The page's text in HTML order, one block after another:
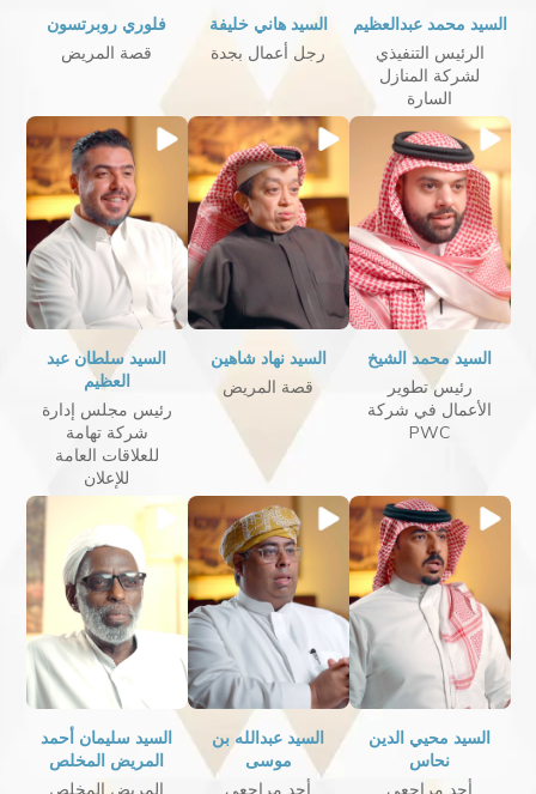
السيد محمد عبدالعظيم
الرئيس التنفيذي
لشركة المنازل
السارة
السيد هاني خليفة
رجل أعمال بجدة
فلوري روبرتسون
قصة المريض
السيد محمد الشيخ
رئيس تطوير
الأعمال في شركة
PWC
السيد نهاد شاهين
قصة المريض
السيد سلطان عبد
العظيم
رئيس مجلس إدارة
شركة تهامة
للعلاقات العامة
للإعلان
السيد محيي الدين
نحاس
أحد مراجعي
السيد عبدالله بن
موسى
أحد مراجعي
السيد سليمان أحمد
المريض المخلص
المريض المخلص